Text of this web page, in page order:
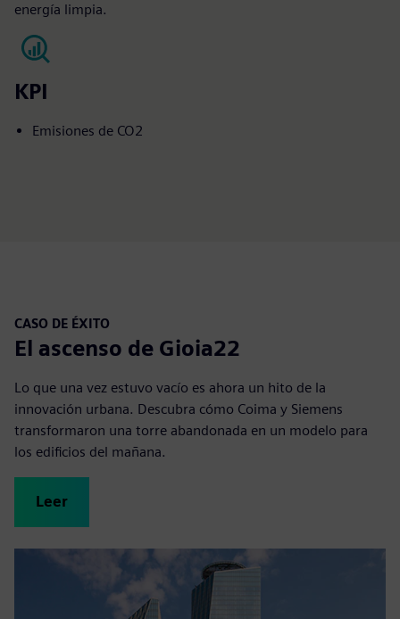
energía limpia.
KPI
Emisiones de CO2
CASO DE ÉXITO
El ascenso de Gioia22
Lo que una vez estuvo vacío es ahora un hito de la
innovación urbana. Descubra cómo Coima y Siemens
transformaron una torre abandonada en un modelo para
los edificios del mañana.
Leer